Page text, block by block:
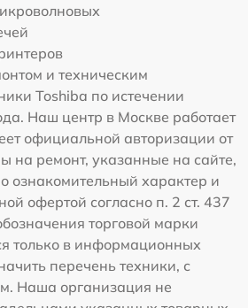
и техническим
Toshiba по истечении
Наш центр в Москве работает
официальной авторизации от
на ремонт, указанные на сайте,
ознакомительный характер и
офертой согласно п. 2 ст. 437
торговой марки
только в информационных
перечень техники, с
Наша организация не